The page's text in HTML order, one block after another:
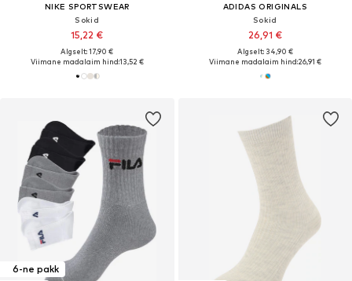
NIKE SPORTSWEAR
Sokid
15,22 €
Algselt: 17,90 €
Viimane madalaim hind:13,52 €
ADIDAS ORIGINALS
Sokid
26,91 €
Algselt: 34,90 €
Viimane madalaim hind:26,91 €
6-ne pakk